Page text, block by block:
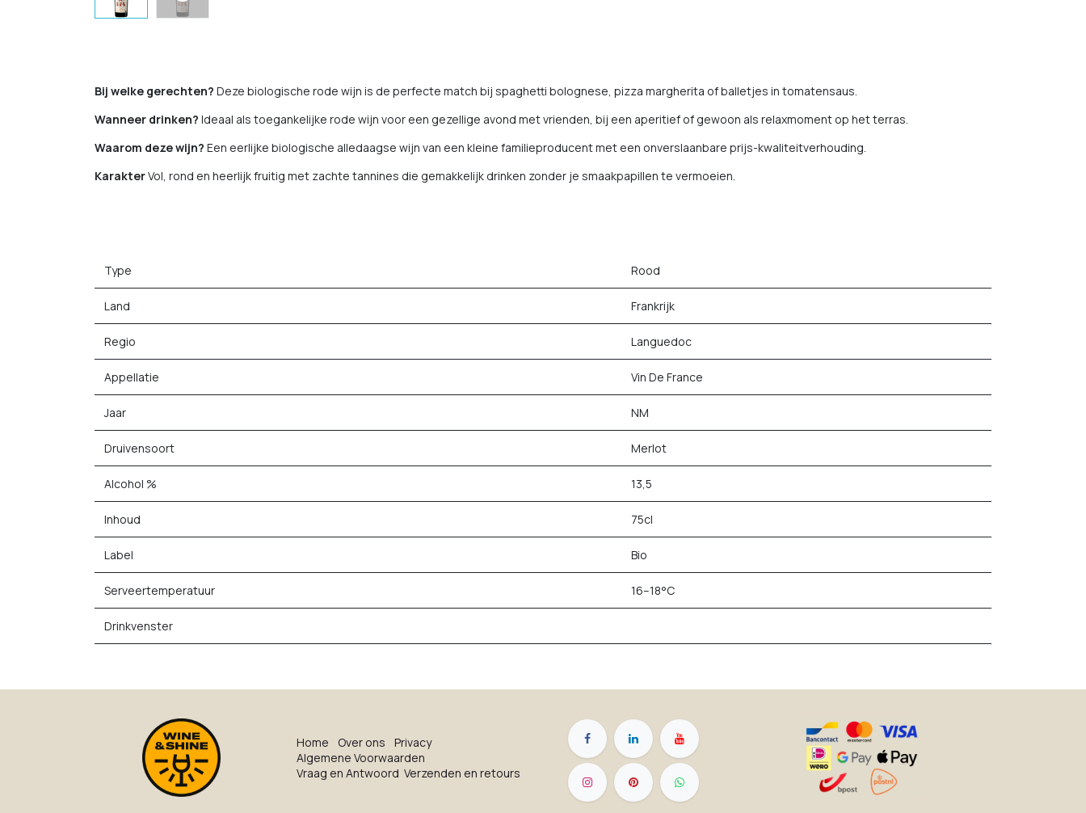
Bij welke gerechten? Deze biologische rode wijn is de perfecte match bij spaghetti bolognese, pizza margherita of balletjes in tomatensaus.
Wanneer drinken? Ideaal als toegankelijke rode wijn voor een gezellige avond met vrienden, bij een aperitief of gewoon als relaxmoment op het terras.
Waarom deze wijn? Een eerlijke biologische alledaagse wijn van een kleine familieproducent met een onverslaanbare prijs-kwaliteitverhouding.
KarakterVol, rond en heerlijk fruitig met zachte tannines die gemakkelijk drinken zonder je smaakpapillen te vermoeien.
Type Rood
Land Frankrijk
Regio Languedoc
Appellatie Vin De France
Jaar NM
Druivensoort Merlot
Alcohol % 13,5
Inhoud 75cl
Label Bio
Serveertemperatuur 16–18°C
Drinkvenster
Ho​me O​ve​r on​s
Privacy
Algemene Voorwaarden
Vraag en Antwoord Verzenden en retours